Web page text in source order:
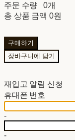
주문 수량
0개
총 상품 금액 0원
구매하기
장바구니에 담기
재입고 알림 신청
휴대폰 번호
-
-